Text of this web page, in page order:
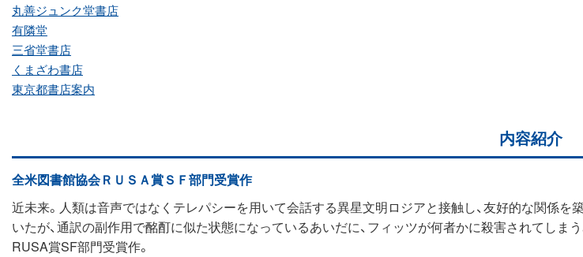
丸善ジュンク堂書店
有隣堂
三省堂書店
くまざわ書店
東京都書店案内
内容紹介
全米図書館協会ＲＵＳＡ賞ＳＦ部門受賞作
近未来。人類は音声ではなくテレパシーを用いて会話する異星文明ロジアと接触し、友好的な関係
いたが、通訳の副作用で酩酊に似た状態になっているあいだに、フィッツが何者かに殺害されてし
RUSA賞SF部門受賞作。